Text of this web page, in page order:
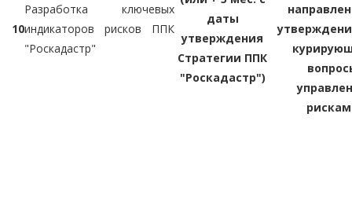
10
Разработка ключевых
индикаторов рисков ППК
"Роскадастр"
даты
утверждения
Стратегии ППК
"Роскадастр")